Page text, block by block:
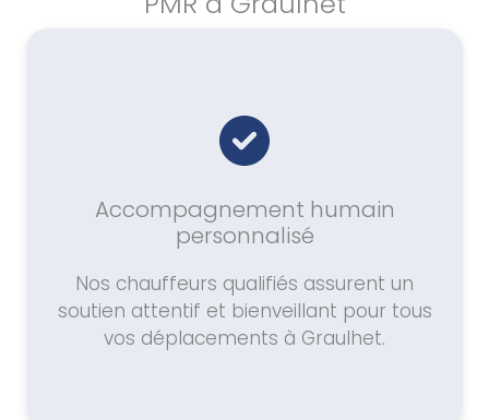
Accompagnement humain
personnalisé
Nos chauffeurs qualifiés assurent un
soutien attentif et bienveillant pour tous
vos déplacements à Graulhet.